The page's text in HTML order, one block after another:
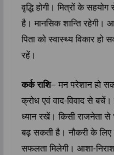
वृद्धि होगी। मित्रों के
है। मानसिक शान्ति रहेगी।
पिता को स्वास्थ्‍य विकार
रहें।
कर्क राशि– मन परेशान हो
क्रोध एवं वाद-विवाद से
ध्यान रखें। किसी राजनेता
बढ़ सकती है। नौकरी के लिए
सफलता मिलेगी। आशा-